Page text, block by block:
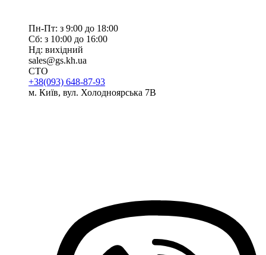
Пн-Пт: з 9:00 до 18:00
Сб: з 10:00 до 16:00
Нд: вихідний
sales@gs.kh.ua
СТО
+38(093) 648-87-93
м. Київ, вул. Холодноярська 7В